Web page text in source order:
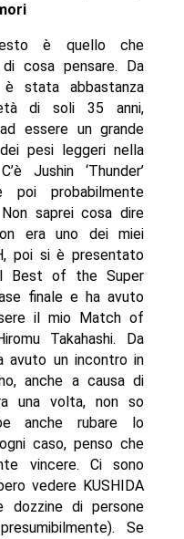
è quello che
cosa pensare. Da
stata abbastanza
di soli 35 anni,
essere un grande
pesi leggeri nella
Jushin ‘Thunder’
probabilmente
saprei cosa dire
era uno dei miei
poi si è presentato
Best of the Super
finale e ha avuto
il mio Match of
Takahashi. Da
avuto un incontro in
anche a causa di
una volta, non so
anche rubare lo
caso, penso che
vincere. Ci sono
vedere KUSHIDA
dozzine di persone
Se